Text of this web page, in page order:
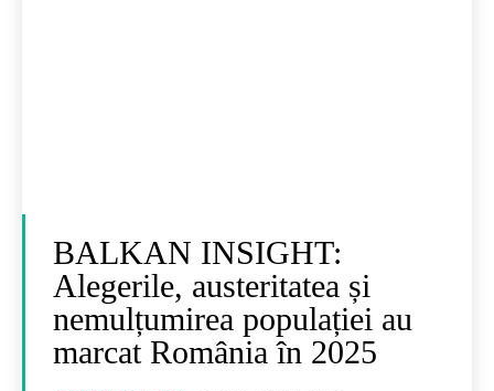
BALKAN INSIGHT:
Alegerile, austeritatea și
nemulțumirea populației au
marcat România în 2025